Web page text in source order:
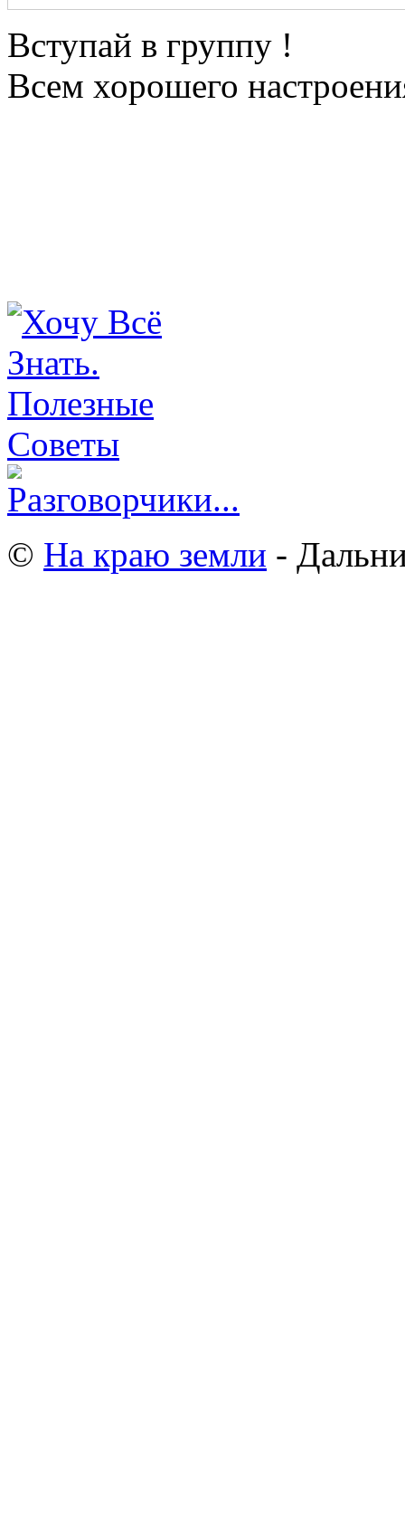
Вступай в группу !
Всем хорошего
© На краю земли -